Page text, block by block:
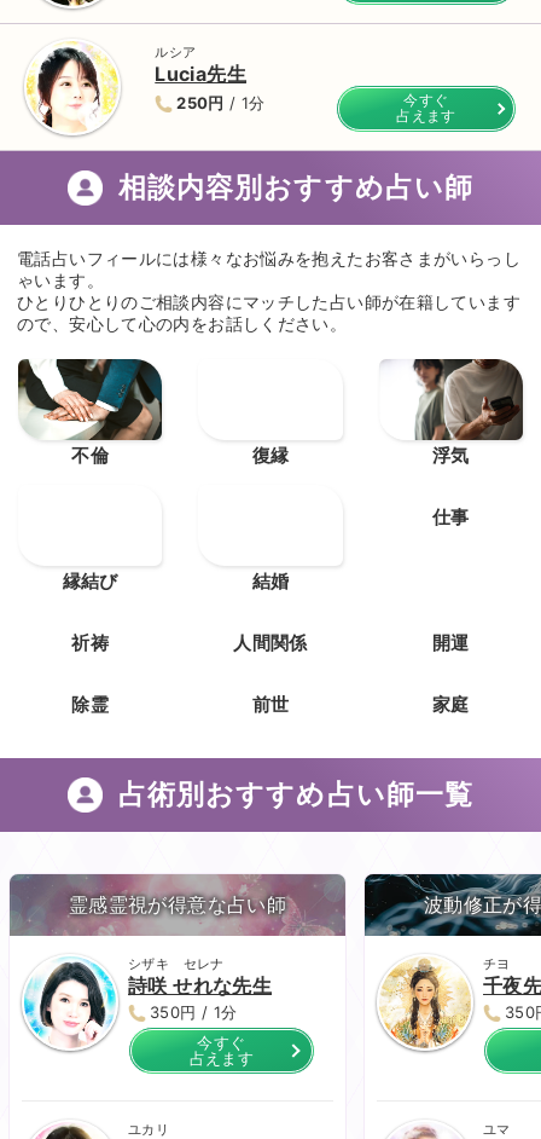
ルシア
Lucia先生
250円 / 1分
今すぐ
占えます
相談内容別おすすめ占い師
電話占いフィールには様々なお悩みを抱えたお客さまがいらっし
ゃいます。
ひとりひとりのご相談内容にマッチした占い師が在籍しています
ので、安心して心の内をお話しください。
不倫 復縁 浮気
縁結び 結婚
祈祷 人間関係 開運
除霊 前世 家庭
占術別おすすめ占い師一覧
霊感霊視が得意な占い師 波動修正が